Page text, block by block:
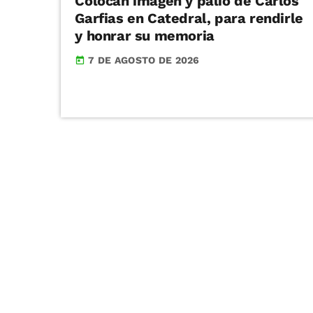
Garfias en Catedral, para rendirle
y honrar su memoria
today 7 DE AGOSTO DE 2026